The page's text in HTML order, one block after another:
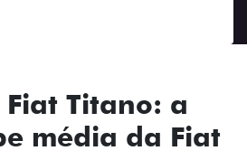
Fiat Titano: a
média da Fiat